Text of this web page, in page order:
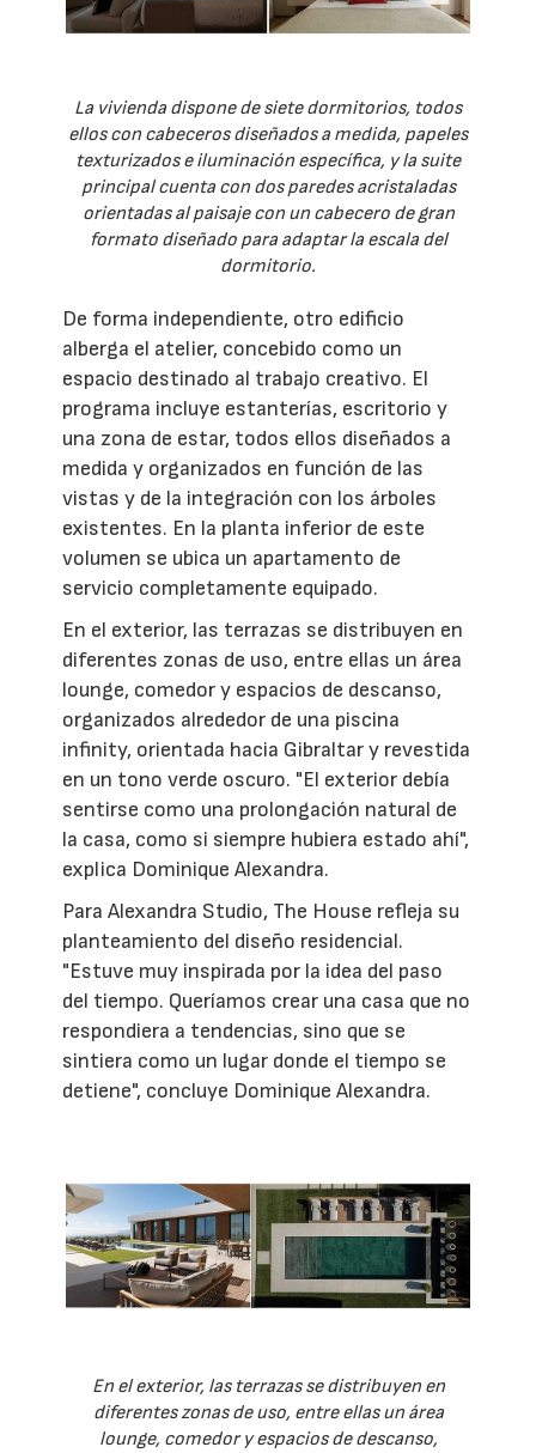
La vivienda dispone de siete dormitorios, todos
ellos con cabeceros diseñados a medida, papeles
texturizados e iluminación específica, y la suite
principal cuenta con dos paredes acristaladas
orientadas al paisaje con un cabecero de gran
formato diseñado para adaptar la escala del
dormitorio.
De forma independiente, otro edificio
alberga el atelier, concebido como un
espacio destinado al trabajo creativo. El
programa incluye estanterías, escritorio y
una zona de estar, todos ellos diseñados a
medida y organizados en función de las
vistas y de la integración con los árboles
existentes. En la planta inferior de este
volumen se ubica un apartamento de
servicio completamente equipado.
En el exterior, las terrazas se distribuyen en
diferentes zonas de uso, entre ellas un área
lounge, comedor y espacios de descanso,
organizados alrededor de una piscina
infinity, orientada hacia Gibraltar y revestida
en un tono verde oscuro. "El exterior debía
sentirse como una prolongación natural de
la casa, como si siempre hubiera estado ahí",
explica Dominique Alexandra.
Para Alexandra Studio, The House refleja su
planteamiento del diseño residencial.
"Estuve muy inspirada por la idea del paso
del tiempo. Queríamos crear una casa que no
respondiera a tendencias, sino que se
sintiera como un lugar donde el tiempo se
detiene", concluye Dominique Alexandra.
En el exterior, las terrazas se distribuyen en
diferentes zonas de uso, entre ellas un área
lounge, comedor y espacios de descanso,